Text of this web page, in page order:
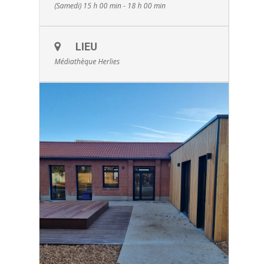
(Samedi) 15 h 00 min - 18 h 00 min
LIEU
Médiathèque Herlies